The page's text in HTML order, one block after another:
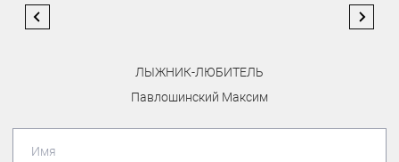
ЛЫЖНИК-ЛЮБИТЕЛЬ
Павлошинский Максим